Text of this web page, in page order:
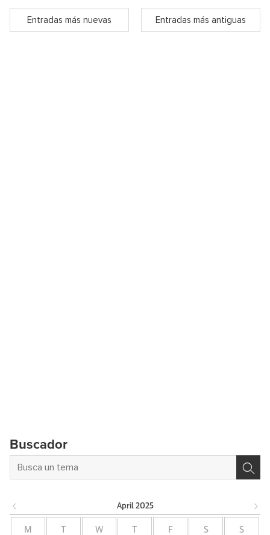
Entradas más nuevas Entradas más antiguas
Buscador
April 2025
M W F S S